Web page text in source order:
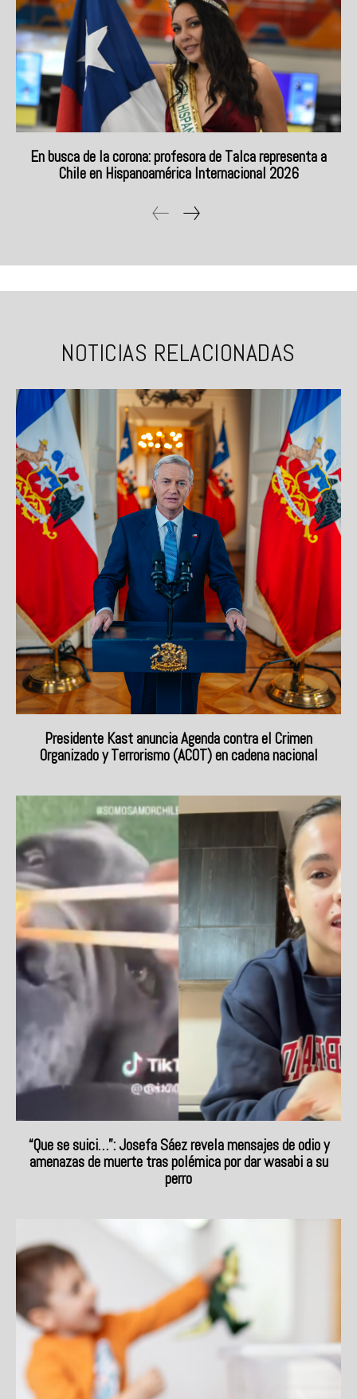
En busca de la corona: profesora de Talca representa a
Chile en Hispanoamérica Internacional 2026
NOTICIAS RELACIONADAS
Presidente Kast anuncia Agenda contra el Crimen
Organizado y Terrorismo (ACOT) en cadena nacional
“Que se suici…”: Josefa Sáez revela mensajes de odio y
amenazas de muerte tras polémica por dar wasabi a su
perro